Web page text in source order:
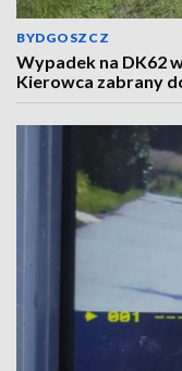
BYDGOSZCZ
Wypadek na DK62
Kierowca zabrany